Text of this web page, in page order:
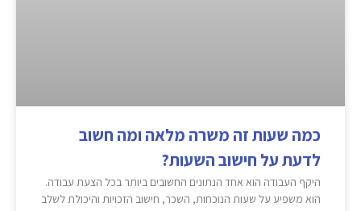
כמה שעות זה משרה מלאה ומה חשוב
לדעת על חישוב השעות?
היקף העבודה הוא אחד הנתונים החשובים ביותר בכל הצעת עבודה.
הוא משפיע על שעות הנוכחות, השכר, חישוב הזכויות והיכולת לשלב